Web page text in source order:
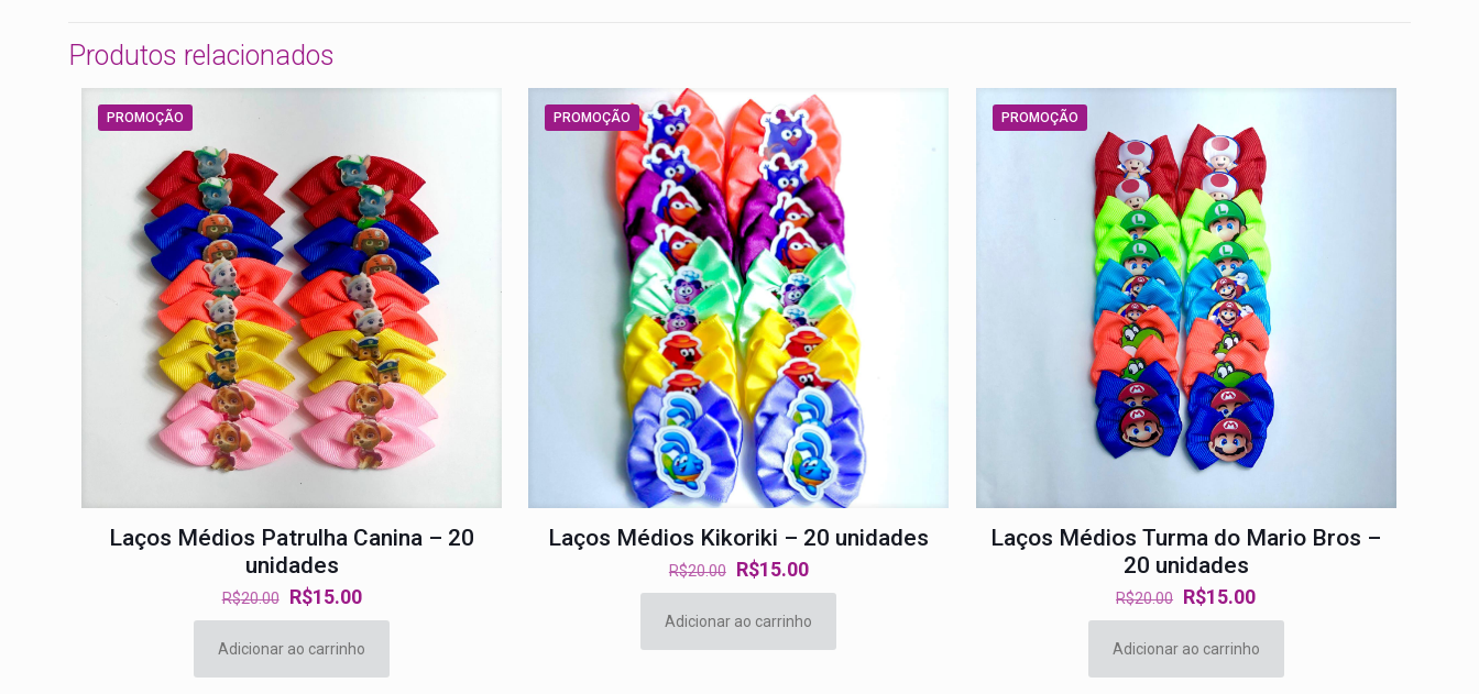
Produtos relacionados
PROMOÇÃO
Laços Médios Patrulha Canina – 20
unidades
R$20.00
O
preço
original
era:
R$15.00O
preço
atual
é:
Adicionar ao carrinho
PROMOÇÃO
Laços Médios Kikoriki – 20 unidades
R$20.00 O
preço
original
era:
R$15.00O
preço
atual
é:
Adicionar ao carrinho
PROMOÇÃO
Laços Médios Turma do Mario Bros –
20 unidades
R$20.00 O
preço
original
era:
R$15.00O
preço
atual
é:
Adicionar ao carrinho